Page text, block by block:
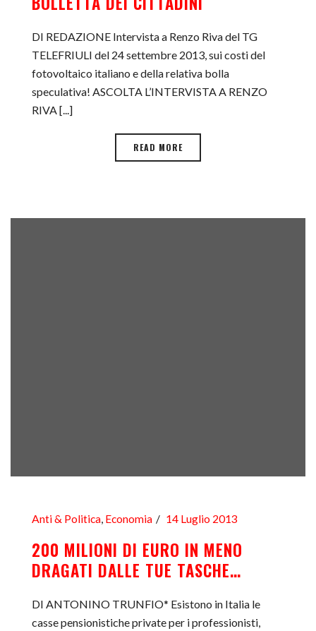
DI REDAZIONE Intervista a Renzo Riva del TG
TELEFRIULI del 24 settembre 2013, sui costi del
fotovoltaico italiano e della relativa bolla
speculativa! ASCOLTA L’INTERVISTA A RENZO
RIVA [...]
READ MORE
Anti & Politica, Economia 14 Luglio 2013
200 MILIONI DI EURO IN MENO
DRAGATI DALLE TUE TASCHE…
DI ANTONINO TRUNFIO* Esistono in Italia le
casse pensionistiche private per i professionisti,